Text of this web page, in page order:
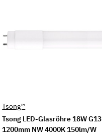
Tsong™
Tsong LED-Glasröhre 18W G13
1200mm NW 4000K 150lm/W